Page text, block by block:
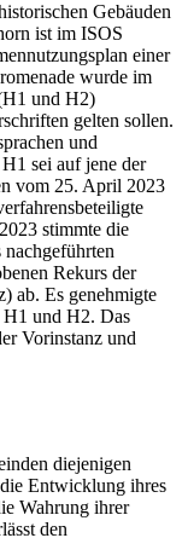
Gebäuden
ist im ISOS
einer
wurde im
und H2)
gelten sollen.
und
sei auf jene der
vom 25. April 2023
stimmte die
nachgeführten
Rekurs der
ab. Es genehmigte
und H2. Das
Vorinstanz und
diejenigen
Entwicklung ihres
Wahrung ihrer
den